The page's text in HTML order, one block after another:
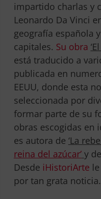
impartido charlas y
Leonardo Da Vinci
geografía española
capitales. Su obra
está traducido a
publicada en
EEUU, donde esta
seleccionada por
formar parte de su
obras escogidas en
es autora de ‘La
reina del azúcar’ y
Desde iHistoriArte
por tan grata